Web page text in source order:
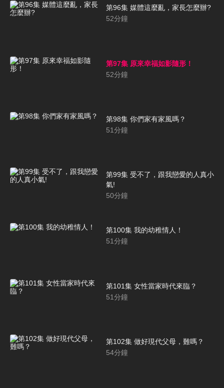
第96集 媒體這麼亂，家長怎麼辦?
52分鐘
第97集 原來幸福如影隨形！
52分鐘
第98集 你們家有家風嗎？
51分鐘
第99集 受不了，跟我戀愛的人真小
氣!
50分鐘
第100集 我的幼稚情人！
51分鐘
第101集 女性當家時代來臨？
51分鐘
第102集 做好現代父母，難嗎？
54分鐘